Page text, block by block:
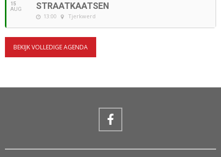
15
AUG STRAATKAATSEN
13:00 Tjerkwerd
BEKIJK VOLLEDIGE AGENDA